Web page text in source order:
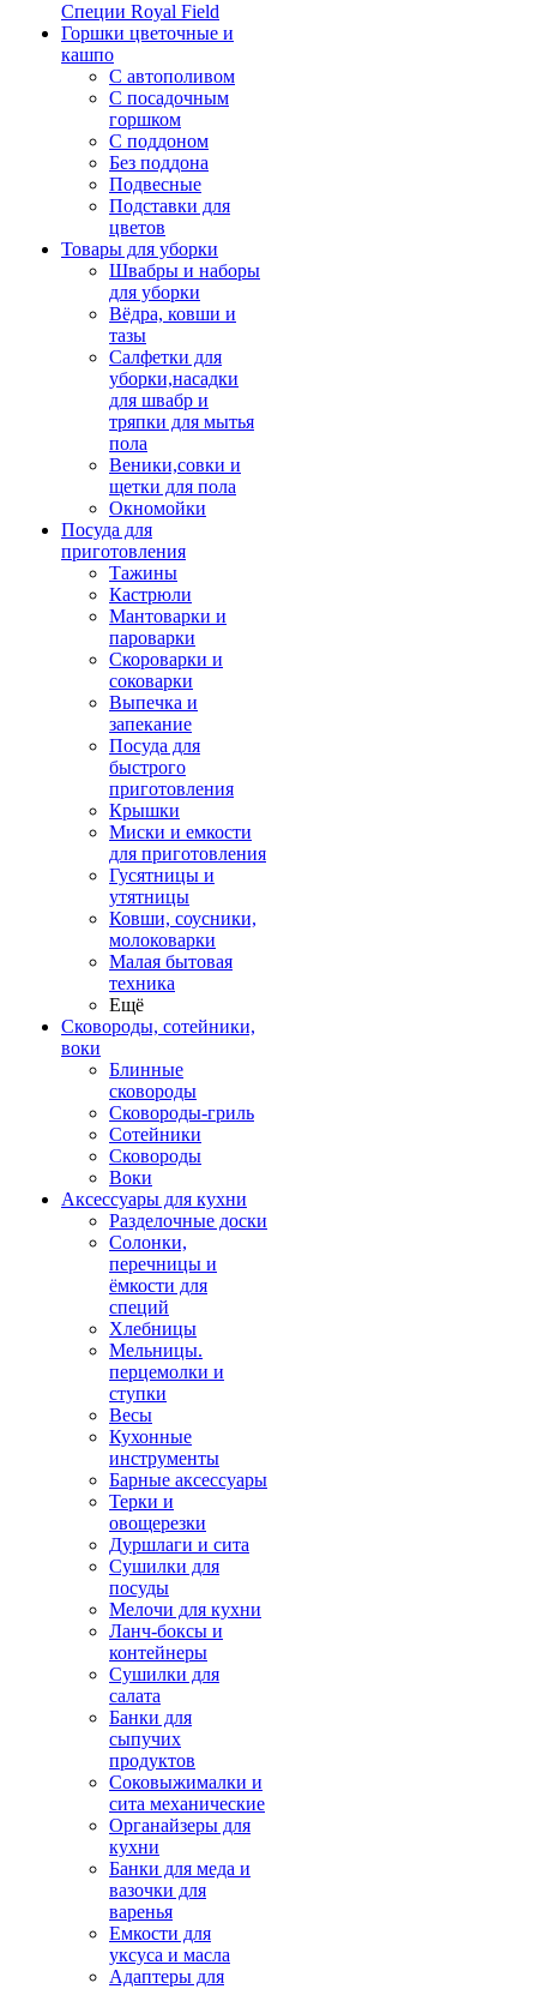
Специи Royal Field
Горшки цветочные и
кашпо
С автополивом
С посадочным
горшком
С поддоном
Без поддона
Подвесные
Подставки для
цветов
Товары для уборки
Швабры и наборы
для уборки
Вёдра, ковши и
тазы
Салфетки для
уборки,насадки
для швабр и
тряпки для мытья
пола
Веники,совки и
щетки для пола
Окномойки
Посуда для
приготовления
Тажины
Кастрюли
Мантоварки и
пароварки
Скороварки и
соковарки
Выпечка и
запекание
Посуда для
быстрого
приготовления
Крышки
Миски и емкости
для приготовления
Гусятницы и
утятницы
Ковши, соусники,
молоковарки
Малая бытовая
техника
Ещё
Сковороды, сотейники,
воки
Блинные
сковороды
Сковороды-гриль
Сотейники
Сковороды
Воки
Аксессуары для кухни
Разделочные доски
Солонки,
перечницы и
ёмкости для
специй
Хлебницы
Мельницы.
перцемолки и
ступки
Весы
Кухонные
инструменты
Барные аксессуары
Терки и
овощерезки
Дуршлаги и сита
Сушилки для
посуды
Мелочи для кухни
Ланч-боксы и
контейнеры
Сушилки для
салата
Банки для
сыпучих
продуктов
Соковыжималки и
сита механические
Органайзеры для
кухни
Банки для меда и
вазочки для
варенья
Емкости для
уксуса и масла
Адаптеры для